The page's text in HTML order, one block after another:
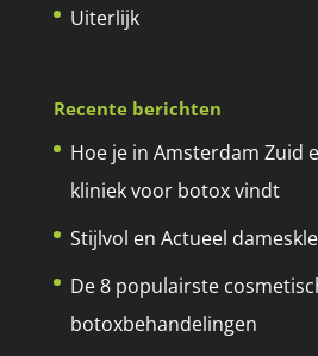
Uiterlijk
Recente berichten
Hoe je in Amsterdam Zuid
kliniek voor botox vindt
Stijlvol en Actueel
De 8 populairste
botoxbehandelingen